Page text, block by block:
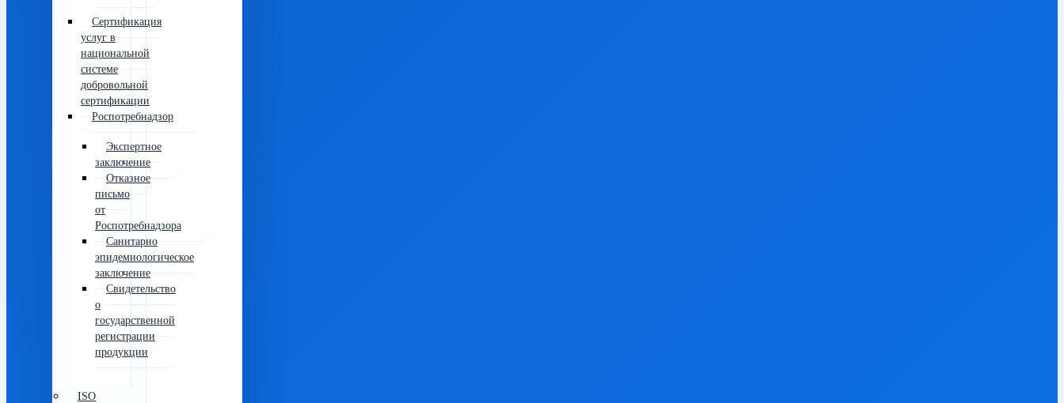
Сертификация
услуг в
национальной
системе
добровольной
сертификации
Роспотребнадзор
Экспертное
заключение
Отказное
письмо
от
Роспотребнадзора
Санитарно
эпидемиологическое
заключение
Свидетельство
о
государственной
регистрации
продукции
ISO